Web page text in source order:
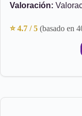
Valoración:
⭐ 4.7 / 5 (basado en